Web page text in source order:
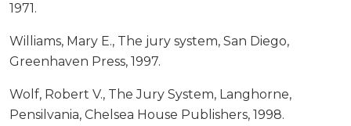
1971.
Williams, Mary E., The jury system, San Diego,
Greenhaven Press, 1997.
Wolf, Robert V., The Jury System, Langhorne,
Pensilvania, Chelsea House Publishers, 1998.